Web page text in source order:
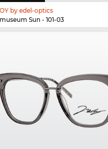
by edel-optics
Sun - 101-03